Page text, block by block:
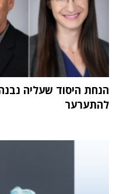
הנחת היסוד שעליה
להתערער